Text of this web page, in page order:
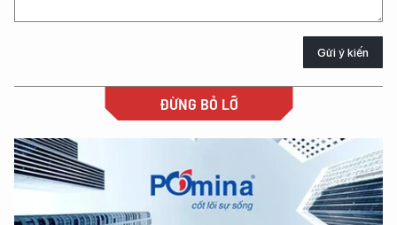
Gửi ý kiến
ĐỪNG BỎ LỠ